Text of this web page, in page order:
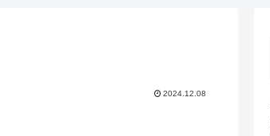
2024.12.08